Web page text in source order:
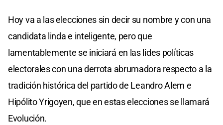
Hoy va a las elecciones sin decir su nombre y con una
candidata linda e inteligente, pero que
lamentablemente se iniciará en las lides políticas
electorales con una derrota abrumadora respecto a la
tradición histórica del partido de Leandro Alem e
Hipólito Yrigoyen, que en estas elecciones se llamará
Evolución.